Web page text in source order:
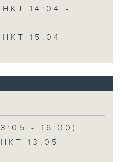
14:04 -
15:04 -
- 16:00)
13:05 -